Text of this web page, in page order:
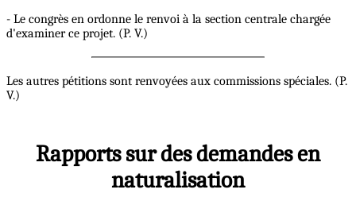
- Le congrès en ordonne le renvoi à la section centrale chargée
d'examiner ce projet. (P. V.)
Les autres pétitions sont renvoyées aux commissions spéciales. (P.
V.)
Rapports sur des demandes en
naturalisation